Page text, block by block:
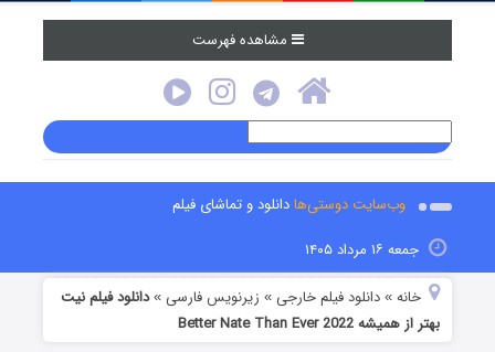
مشاهده فهرست
وب‌سایت دوستی‌هادانلود و تماشای فیلم
جمعه ۱۶ مرداد ۱۴۰۵
خانه »دانلود فیلم خارجی » زیرنویس فارسی »دانلود فیلم نیت
بهتر از همیشه Better Nate Than Ever 2022